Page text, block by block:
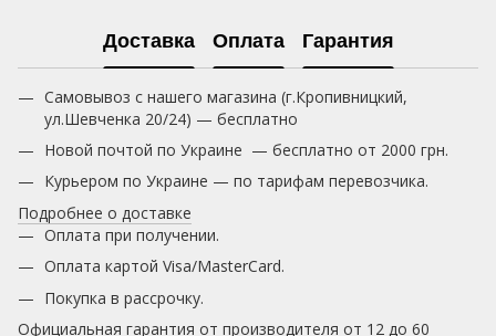
Доставка Оплата Гарантия
Самовывоз с нашего магазина (г.Кропивницкий,
ул.Шевченка 20/24) — бесплатно
Новой почтой по Украине — бесплатно от 2000 грн.
Курьером по Украине — по тарифам перевозчика.
Подробнее о доставке
Оплата при получении.
Оплата картой Visa/MasterCard.
Покупка в рассрочку.
Официальная гарантия от производителя от 12 до 60